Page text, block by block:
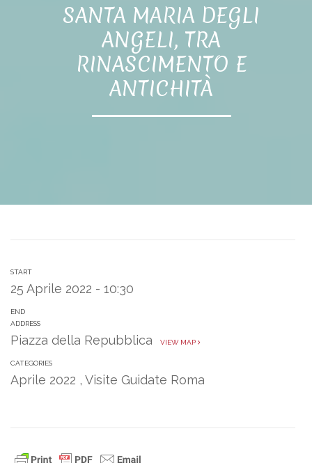
SANTA MARIA DEGLI
ANGELI, TRA
RINASCIMENTO E
ANTICHITÀ
START
25 Aprile 2022 - 10:30
END
ADDRESS
Piazza della Repubblica VIEW MAP
CATEGORIES
Aprile 2022 , Visite Guidate Roma